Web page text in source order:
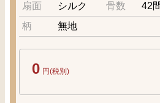
扇面
シルク 骨数
42
柄
無地
0 円(税別)